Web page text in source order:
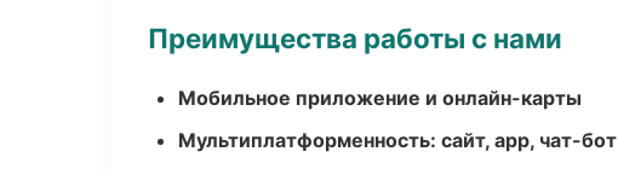
Преимущества работы с нами
Мобильное приложение и онлайн-карты
Мультиплатформенность: сайт, app, чат-бот